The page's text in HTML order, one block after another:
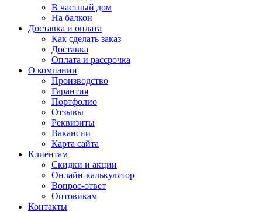
В частный дом
На балкон
Доставка и оплата
Как сделать заказ
Доставка
Оплата и рассрочка
О компании
Производство
Гарантия
Портфолио
Отзывы
Реквизиты
Вакансии
Карта сайта
Клиентам
Скидки и акции
Онлайн-калькулятор
Вопрос-ответ
Оптовикам
Контакты